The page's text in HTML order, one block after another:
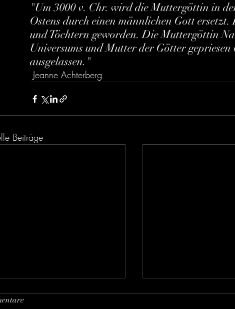
"Um 3000 v. Chr. wird die Muttergöttin in
Ostens durch einen männlichen Gott
und Töchtern geworden. Die Muttergöttin
Universums und Mutter der Götter
ausgelassen."
Jeanne Achterberg
Beiträge